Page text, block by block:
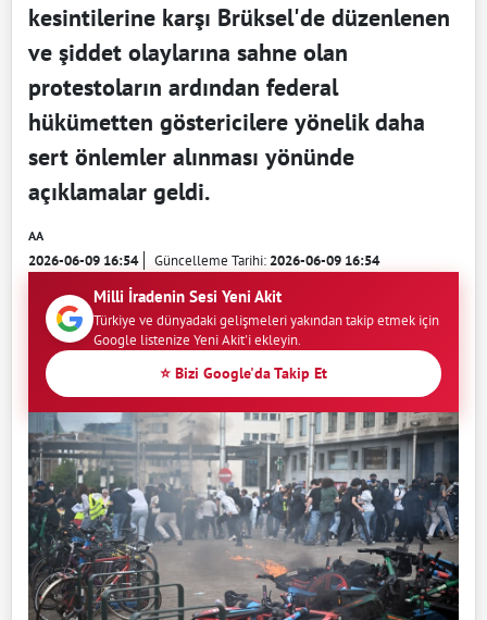
kesintilerine karşı Brüksel'de düzenlenen
ve şiddet olaylarına sahne olan
protestoların ardından federal
hükümetten göstericilere yönelik daha
sert önlemler alınması yönünde
açıklamalar geldi.
AA
2026-06-09 16:54 Güncelleme Tarihi:2026-06-09 16:54
Milli İradenin Sesi Yeni Akit
Türkiye ve dünyadaki gelişmeleri yakından takip etmek için
Google listenize Yeni Akit'i ekleyin.
⭐ Bizi Google'da Takip Et